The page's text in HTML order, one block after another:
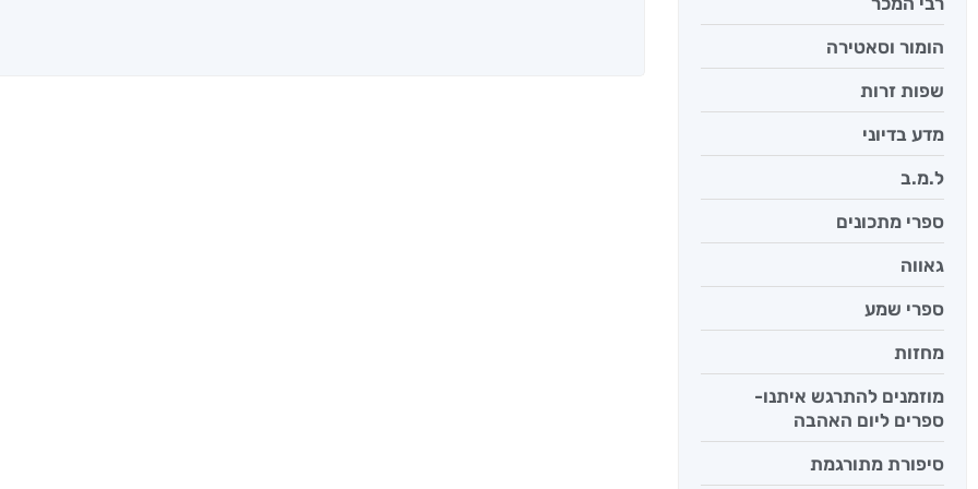
הומור וסאטירה
שפות זרות
מדע בדיוני
ל.מ.ב
ספרי מתכונים
גאווה
ספרי שמע
מחזות
מוזמנים להתרגש איתנו-
ספרים ליום האהבה
סיפורת מתורגמת